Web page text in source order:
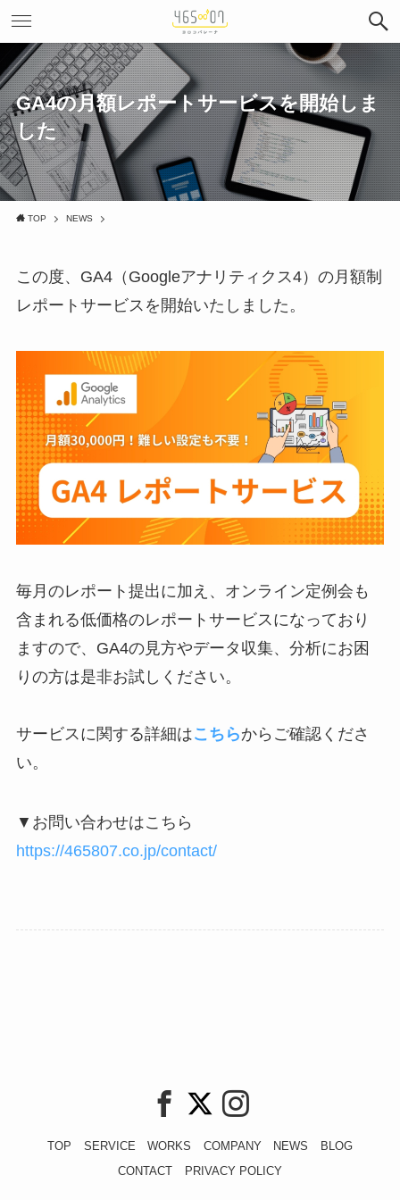
GA4の月額レポートサービスを開始しま
した
TOP NEWS
この度、GA4（Googleアナリティクス4）の月額制
レポートサービスを開始いたしました。
毎月のレポート提出に加え、オンライン定例会も
含まれる低価格のレポートサービスになっており
ますので、GA4の見方やデータ収集、分析にお困
りの方は是非お試しください。
サービスに関する詳細はこちらからご確認くださ
い。
▼お問い合わせはこちら
https://465807.co.jp/contact/
TOP SERVICE WORKS COMPANY NEWS
BLOG
CONTACT
PRIVACY POLICY